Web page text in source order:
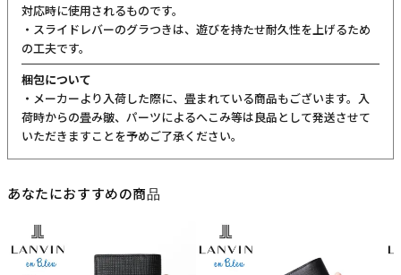
対応時に使用されるものです。
・スライドレバーのグラつきは、遊びを持たせ耐久性を上げるため
の工夫です。
梱包について
・メーカーより入荷した際に、畳まれている商品もございます。入
荷時からの畳み皺、パーツによるへこみ等は良品として発送させて
いただきますことを予めご了承ください。
あなたにおすすめの商品